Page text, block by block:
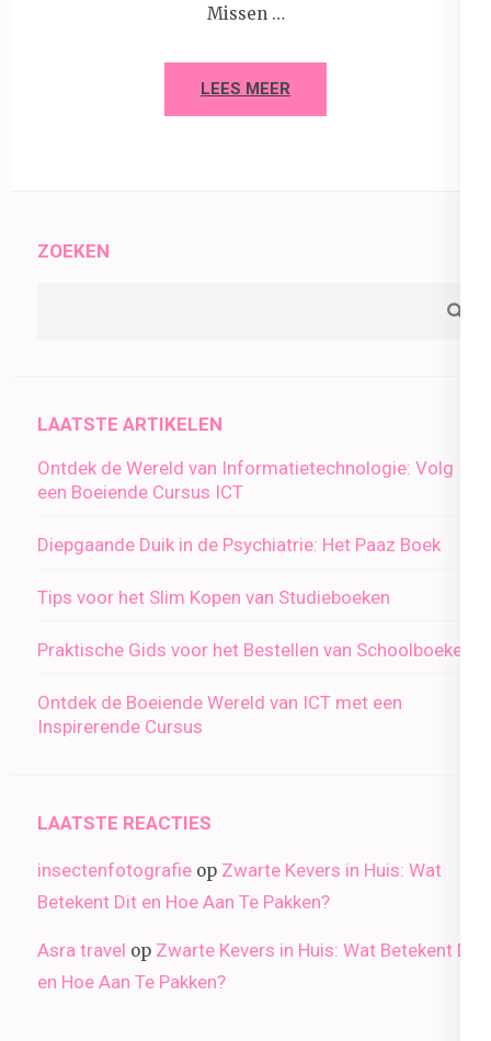
Missen …
LEES MEER
ZOEKEN
LAATSTE ARTIKELEN
Ontdek de Wereld van Informatietechnologie: Volg
een Boeiende Cursus ICT
Diepgaande Duik in de Psychiatrie: Het Paaz Boek
Tips voor het Slim Kopen van Studieboeken
Praktische Gids voor het Bestellen van Schoolboeken
Ontdek de Boeiende Wereld van ICT met een
Inspirerende Cursus
LAATSTE REACTIES
insectenfotografie op Zwarte Kevers in Huis: Wat
Betekent Dit en Hoe Aan Te Pakken?
Asra travel op Zwarte Kevers in Huis: Wat Betekent Dit
en Hoe Aan Te Pakken?